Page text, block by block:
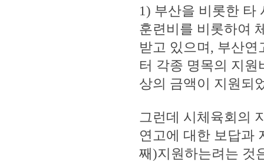
1) 부산을 비롯한 타
훈련비를 비롯하여
받고 있으며, 부산
터 각종 명목의 지원
상의 금액이 지원되
그런데 시체육회의
연고에 대한 보답과
째)지원하는려는 것